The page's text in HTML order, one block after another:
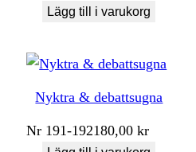
Lägg till i varukorg
Nyktra & debattsugna
Nr 191-192180,00kr